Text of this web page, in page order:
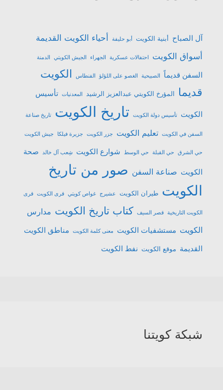
آل الصباح أبنية الكويت أبو حليفة
أحياء الكويت القديمة
أسواق الكويت
احتفالات عسكرية الجهراء الجيش الكويتي الدمنة
السفن قديماً الصبيحية الغصو على اللؤلؤ الفنطاس
الكويت
قديما
المؤرخ الكويتي عبدالعزيز الرشيد المعدنيات تأسيس
الكويت تأسيس دولة الكويت تاريخ الكويت تاريخ صناعة
السفن في الكويت تعليم الكويت جزر الكويت جزيرة فيلكا جيش الكويت
حي الشرق حي القبلة حي الوسط شوارع الكويت شِعب آل خالد صحة
الكويت صناعة السفن صور من تاريخ
الكويت طيران الكويت عشیرج غواص كويتي قرى الكويت قرى
الكويت التاريخية قصر السيف كتاب تاريخ الكويت مدارس
الكويت مستشفيات الكويت معنى كلمة الكويت مناطق الكويت
القديمة موقع الكويت نفط الكويت
شبكة كويتنا